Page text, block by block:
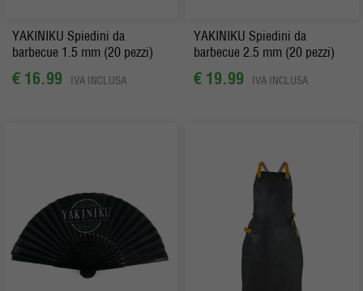
YAKINIKU Spiedini da
barbecue 1.5 mm (20 pezzi)
€ 16.99 IVA INCLUSA
YAKINIKU Spiedini da
barbecue 2.5 mm (20 pezzi)
€ 19.99 IVA INCLUSA